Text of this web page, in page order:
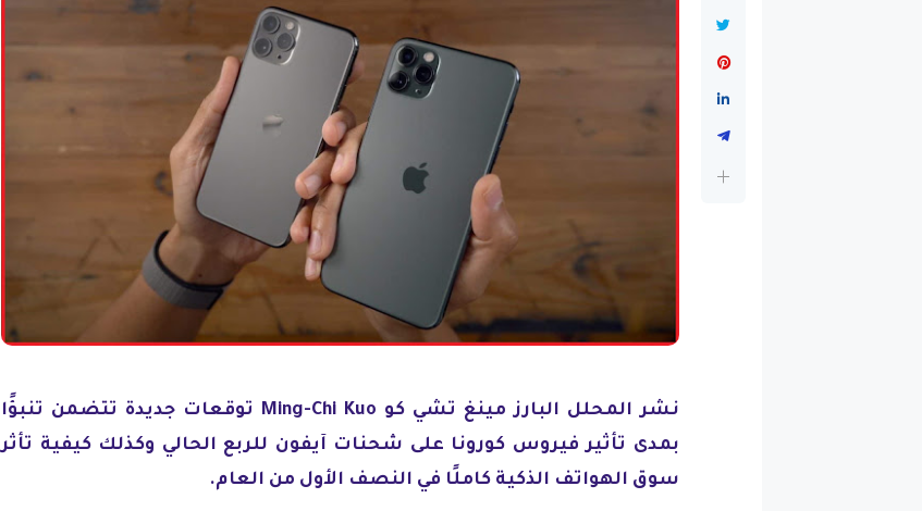
نشر المحلل البارز مينغ تشي كو Ming-Chi Kuo توقعات جديدة تتضمن تنبؤًا
بمدى تأثير فيروس كورونا على شحنات آيفون للربع الحالي وكذلك كيفية تأثر
سوق الهواتف الذكية كاملًا في النصف الأول من العام.